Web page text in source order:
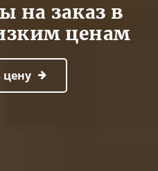
на заказ в
ценам
цену